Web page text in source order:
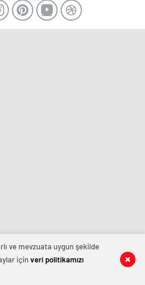
ve mevzuata uygun şekilde
içinveri politikamızı